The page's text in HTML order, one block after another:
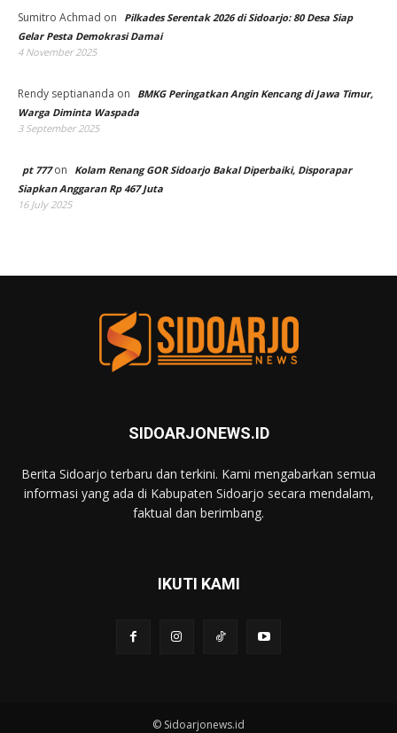
Sumitro Achmad on
Pilkades Serentak 2026 di Sidoarjo: 80 Desa Siap
Gelar Pesta Demokrasi Damai
4 November 2025
Rendy septiananda on
BMKG Peringatkan Angin Kencang di Jawa Timur,
Warga Diminta Waspada
3 September 2025
pt 777on
Kolam Renang GOR Sidoarjo Bakal Diperbaiki, Disporapar
Siapkan Anggaran Rp 467 Juta
16 July 2025
SIDOARJONEWS.ID
Berita Sidoarjo terbaru dan terkini. Kami mengabarkan semua
informasi yang ada di Kabupaten Sidoarjo secara mendalam,
faktual dan berimbang.
IKUTI KAMI
© Sidoarjonews.id